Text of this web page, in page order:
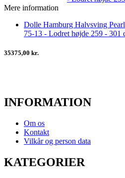
Mere information
Dolle Hamburg Halvsving
75-13 - Lodret højde 259 - 301
35375,00 kr.
INFORMATION
Om os
Kontakt
Vilkår og person data
KATEGORIER